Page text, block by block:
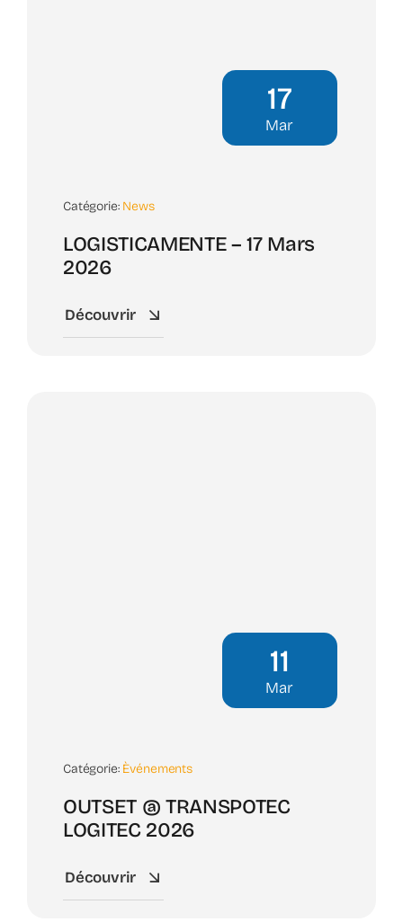
17
Mar
Catégorie: News
LOGISTICAMENTE – 17 Mars
2026
Découvrir
11
Mar
Catégorie: Èvénements
OUTSET @ TRANSPOTEC
LOGITEC 2026
Découvrir